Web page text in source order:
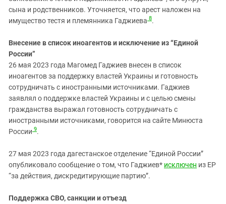
сына и родственников. Уточняется, что арест наложен на
имущество тестя и племянника Гаджиева 8.
Внесение в список иноагентов и исключение из “Единой
России”
26 мая 2023 года Магомед Гаджиев внесен в список
иноагентов за поддержку властей Украины и готовность
сотрудничать с иностранными источниками. Гаджиев
заявлял о поддержке властей Украины и с целью смены
гражданства выражал готовность сотрудничать с
иностранными источниками, говорится на сайте Минюста
России 9.
27 мая 2023 года дагестанское отделение “Единой России”
опубликовало сообщение о том, что Гаджиев* исключен из ЕР
“за действия, дискредитирующие партию”.
Поддержка СВО, санкции и отъезд